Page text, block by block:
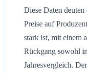
Diese Daten
Preise auf
stark ist, mit einem
Rückgang sowohl
Jahresvergleich.